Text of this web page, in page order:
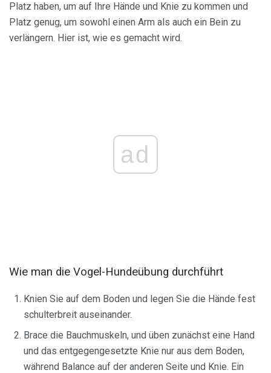
Platz haben, um auf Ihre Hände und Knie zu kommen und
Platz genug, um sowohl einen Arm als auch ein Bein zu
verlängern. Hier ist, wie es gemacht wird.
ad
Wie man die Vogel-Hundeübung durchführt
Knien Sie auf dem Boden und legen Sie die Hände fest
schulterbreit auseinander.
Brace die Bauchmuskeln, und üben zunächst eine Hand
und das entgegengesetzte Knie nur aus dem Boden,
während Balance auf der anderen Seite und Knie. Ein